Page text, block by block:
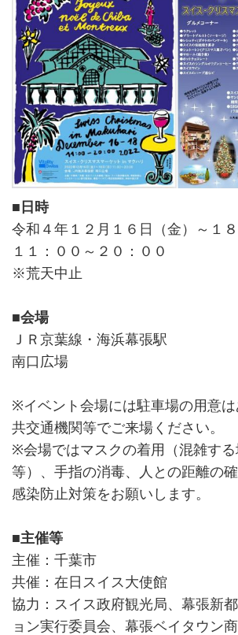
■日時
令和４年１２月１６日（金）～１８
１１：００～２０：００
※荒天中止
■会場
ＪＲ京葉線・海浜幕張駅
南口広場
※イベント会場には駐車場の用意
共交通機関等でご来場ください。
※会場ではマスクの着用（混雑す
等）、手指の消毒、人との距離の
感染防止対策をお願いします。
■主催等
主催：千葉市
共催：在日スイス大使館
協力：スイス政府観光局、幕張新
ョン実行委員会、幕張ベイタウン